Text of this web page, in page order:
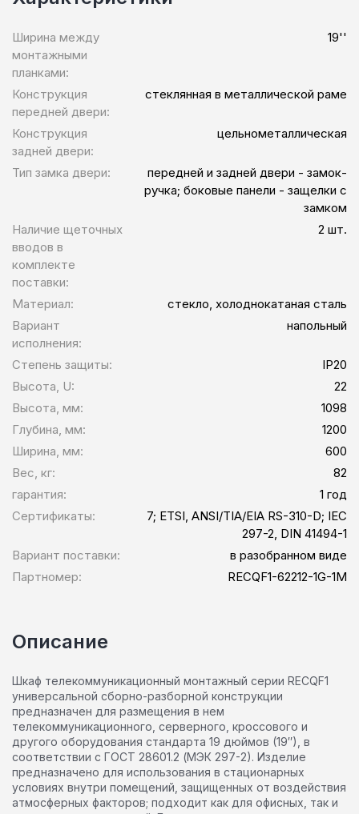
Ширина между
монтажными
планками:
19''
Конструкция
передней двери:
стеклянная в металлической раме
Конструкция
задней двери:
цельнометаллическая
Тип замка двери:
передней и задней двери - замок-
ручка; боковые панели - защелки с
замком
Наличие щеточных
вводов в
комплекте
поставки:
2 шт.
Материал:
стекло, холоднокатаная сталь
Вариант
исполнения:
напольный
Степень защиты:
IP20
Высота, U:
22
Высота, мм:
1098
Глубина, мм:
1200
Ширина, мм:
600
Вес, кг:
82
гарантия:
1 год
Сертификаты:
7; ETSI, ANSI/TIA/EIA RS-310-D; IEC
297-2, DIN 41494-1
Вариант поставки:
в разобранном виде
Партномер:
RECQF1-62212-1G-1M
Описание
Шкаф телекоммуникационный монтажный серии RECQF1
универсальной сборно-разборной конструкции
предназначен для размещения в нем
телекоммуникационного, серверного, кроссового и
другого оборудования стандарта 19 дюймов (19″), в
соответствии с ГОСТ 28601.2 (МЭК 297-2). Изделие
предназначено для использования в стационарных
условиях внутри помещений, защищенных от воздействия
атмосферных факторов; подходит как для офисных, так и